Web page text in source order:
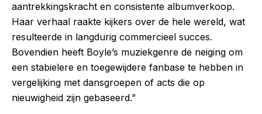
aantrekkingskracht en consistente albumverkoop.
Haar verhaal raakte kijkers over de hele wereld, wat
resulteerde in langdurig commercieel succes.
Bovendien heeft Boyle’s muziekgenre de neiging om
een stabielere en toegewijdere fanbase te hebben in
vergelijking met dansgroepen of acts die op
nieuwigheid zijn gebaseerd.”